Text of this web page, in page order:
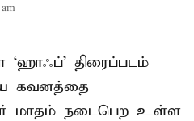
திரைப்படம்
கவனத்தை
மாதம் நடைபெற உள்ள